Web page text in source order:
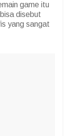
game itu
disebut
yang sangat